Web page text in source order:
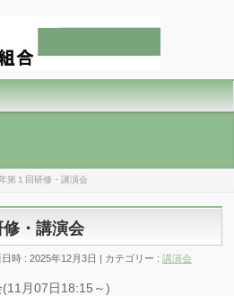
第１回研修・講演会
・講演会
時 : 2025年12月3日 カテゴリー :講演会
月07日18:15～)